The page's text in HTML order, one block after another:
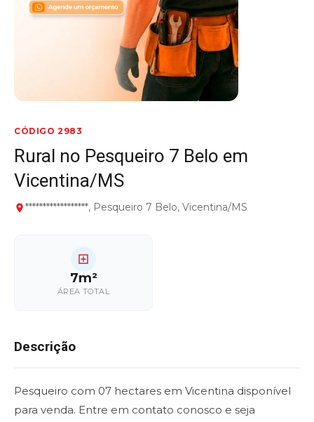
CÓDIGO 2983
Rural no Pesqueiro 7 Belo em
Vicentina/MS
******************, Pesqueiro 7 Belo, Vicentina/MS
7m²
ÁREA TOTAL
Descrição
Pesqueiro com 07 hectares em Vicentina disponível
para venda. Entre em contato conosco e seja